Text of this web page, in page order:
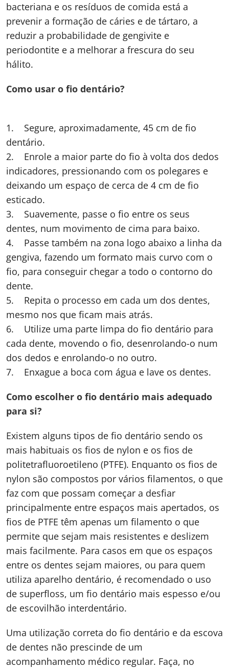
bacteriana e os resíduos de comida está a
prevenir a formação de cáries e de tártaro, a
reduzir a probabilidade de gengivite e
periodontite e a melhorar a frescura do seu
hálito.
Como usar o fio dentário?
1. Segure, aproximadamente, 45 cm de fio
dentário.
2. Enrole a maior parte do fio à volta dos dedos
indicadores, pressionando com os polegares e
deixando um espaço de cerca de 4 cm de fio
esticado.
3. Suavemente, passe o fio entre os seus
dentes, num movimento de cima para baixo.
4. Passe também na zona logo abaixo a linha da
gengiva, fazendo um formato mais curvo com o
fio, para conseguir chegar a todo o contorno do
dente.
5. Repita o processo em cada um dos dentes,
mesmo nos que ficam mais atrás.
6. Utilize uma parte limpa do fio dentário para
cada dente, movendo o fio, desenrolando-o num
dos dedos e enrolando-o no outro.
7. Enxague a boca com água e lave os dentes.
Como escolher o fio dentário mais adequado
para si?
Existem alguns tipos de fio dentário sendo os
mais habituais os fios de nylon e os fios de
politetrafluoroetileno (PTFE). Enquanto os fios de
nylon são compostos por vários filamentos, o que
faz com que possam começar a desfiar
principalmente entre espaços mais apertados, os
fios de PTFE têm apenas um filamento o que
permite que sejam mais resistentes e deslizem
mais facilmente. Para casos em que os espaços
entre os dentes sejam maiores, ou para quem
utiliza aparelho dentário, é recomendado o uso
de superfloss, um fio dentário mais espesso e/ou
de escovilhão interdentário.
Uma utilização correta do fio dentário e da escova
de dentes não prescinde de um
acompanhamento médico regular. Faça, no